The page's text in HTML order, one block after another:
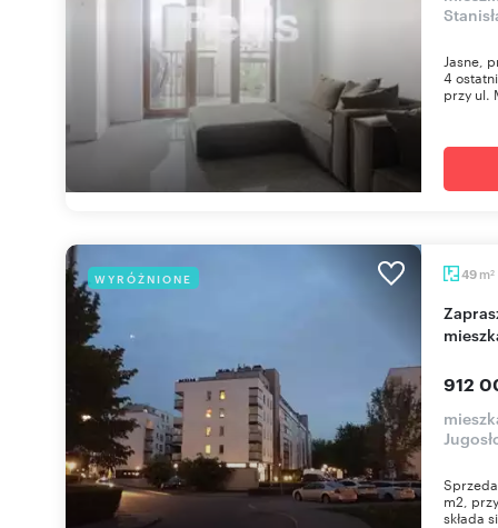
Jasne,
4
przy ul.
WYRÓŻNIONE 49 m2
Zapraszam do obejrzenia 49 m² 2-pokojowego
912
m2,
składa